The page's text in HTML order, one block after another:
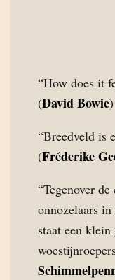
“How does it
(David Bowie)
“Breedveld is
(Fréderike
“Tegenover
onnozelaars
staat een